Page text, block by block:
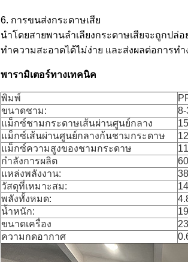
6. การขนส่งกระดาษเสีย
นำโดยสายพานลำเลียงกระดาษเสียจะถูกปล่
ทำความสะอาดได้ไม่ง่าย และส่งผลต่อการทำ
พารามิเตอร์ทางเทคนิค
พิมพ์
ขนาดชาม:
แม็กซ์ชามกระดาษเส้นผ่านศูนย์กลาง
แม็กซ์เส้นผ่านศูนย์กลางก้นชามกระดาษ
แม็กซ์ความสูงของชามกระดาษ
กำลังการผลิต
แหล่งพลังงาน:
วัสดุที่เหมาะสม:
พลังทั้งหมด:
น้ำหนัก:
ขนาดเครื่อง
ความกดอากาศ